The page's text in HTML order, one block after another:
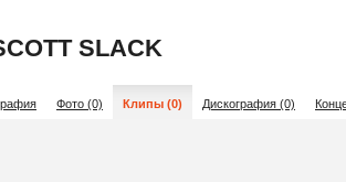
SLACK
Фото (0) Клипы (0) Дискография (0)